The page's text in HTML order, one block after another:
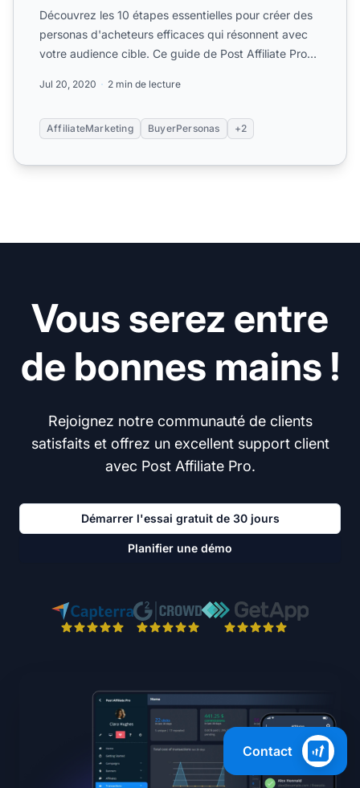
Découvrez les 10 étapes essentielles pour créer des
personas d'acheteurs efficaces qui résonnent avec
votre audience cible. Ce guide de Post Affiliate Pro
Jul 20, 2020 2 min de lecture
AffiliateMarketing BuyerPersonas +2
Vous serez entre
de bonnes mains !
Rejoignez notre communauté de clients
satisfaits et offrez un excellent support client
avec Post Affiliate Pro.
Démarrer l'essai gratuit de 30 jours
Planifier une démo
Contact